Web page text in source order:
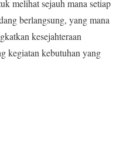
melihat sejauh mana setiap
berlangsung, yang mana
kesejahteraan
kegiatan kebutuhan yang